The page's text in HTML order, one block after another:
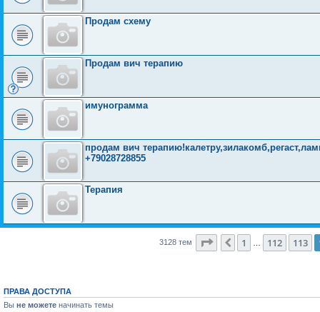
Продам схему
Продам вич терапию
имунограмма
продам вич
+79028728855
Терапия
3128 тем Страница 114из 126
Пред.
1 112 113
ПРАВА ДОСТУПА
Вы не можете начинать темы